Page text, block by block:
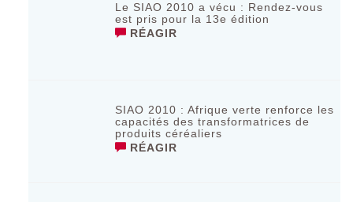
Le SIAO 2010 a vécu : Rendez-vous
est pris pour la 13e édition
RÉAGIR
SIAO 2010 : Afrique verte renforce les
capacités des transformatrices de
produits céréaliers
RÉAGIR